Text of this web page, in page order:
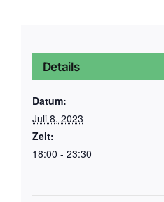
Details
Datum:
Juli 8, 2023
Zeit:
18:00 - 23:30